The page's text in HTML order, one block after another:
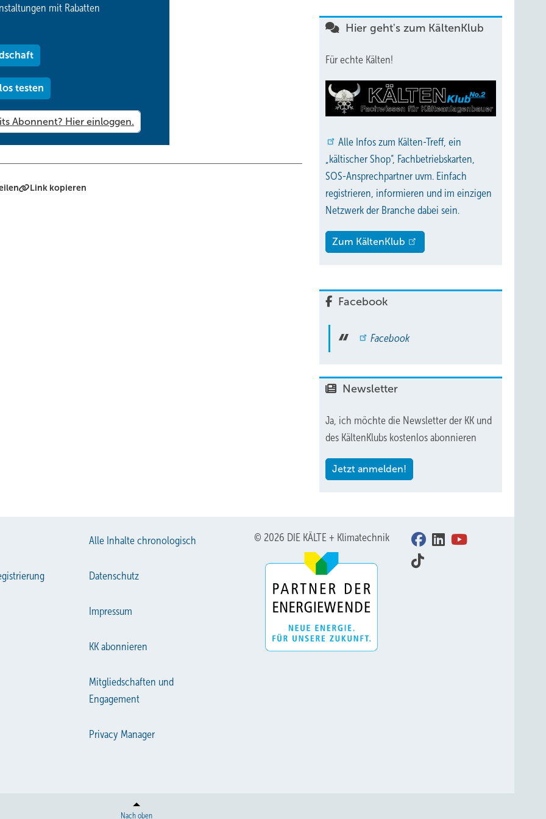
mit Rabatten
testen
Link kopieren
Hier geht's zum KältenKlub
Für echte Kälten!
Alle Infos zum Kälten-Treff, ein
„kältischer Shop“, Fachbetriebskarten,
SOS-Ansprechpartner uvm. Einfach
registrieren, informieren und im einzigen
Netzwerk der Branche dabei sein.
Zum KältenKlub
Facebook
Facebook
Newsletter
Ja, ich möchte die Newsletter der KK und
des KältenKlubs kostenlos abonnieren
Jetzt anmelden!
Alle Inhalte chronologisch
Datenschutz
Impressum
KK abonnieren
Mitgliedschaften und
Engagement
Privacy Manager
© 2026 DIE KÄLTE + Klimatechnik
Nach oben